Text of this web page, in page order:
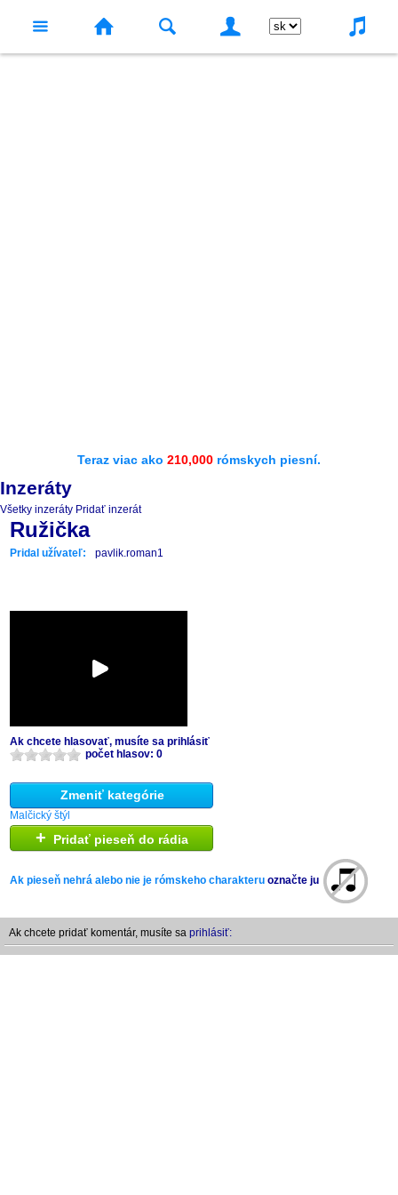
Teraz viac ako 210,000 rómskych piesní.
Inzeráty
Všetky inzeráty Pridať inzerát
Ružička
Pridal užívateľ: pavlik.roman1
Ak chcete hlasovať, musíte sa prihlásiť
počet hlasov: 0
Zmeniť kategórie
Malčický štýl
+ Pridať pieseň do rádia
Ak pieseň nehrá alebo nie je rómskeho charakteru označte ju
Ak chcete pridať komentár, musíte sa prihlásiť: